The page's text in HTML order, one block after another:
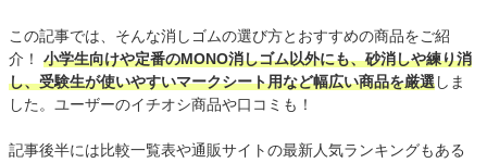
この記事では、そんな消しゴムの選び方とおすすめの商品をご紹
介！ 小学生向けや定番のMONO消しゴム以外にも、砂消しや練り消
し、受験生が使いやすいマークシート用など幅広い商品を厳選しま
した。ユーザーのイチオシ商品や口コミも！
記事後半には比較一覧表や通販サイトの最新人気ランキングもある